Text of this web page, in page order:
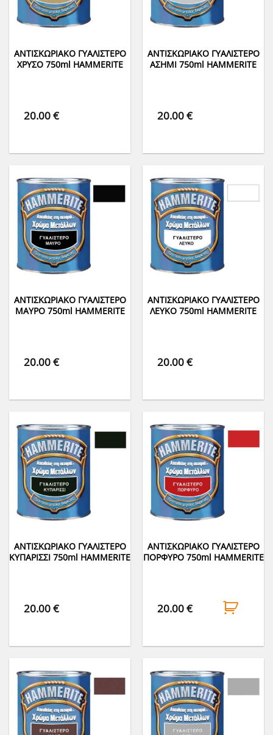
ΑΝΤΙΣΚΩΡΙΑΚΟ ΓΥΑΛΙΣΤΕΡΟ
ΧΡΥΣΟ 750ml HAMMERITE
20.00€
ΑΝΤΙΣΚΩΡΙΑΚΟ ΓΥΑΛΙΣΤΕΡΟ
ΑΣΗΜΙ 750ml HAMMERITE
20.00€
ΑΝΤΙΣΚΩΡΙΑΚΟ ΓΥΑΛΙΣΤΕΡΟ
ΜΑΥΡΟ 750ml HAMMERITE
20.00€
ΑΝΤΙΣΚΩΡΙΑΚΟ ΓΥΑΛΙΣΤΕΡΟ
ΛΕΥΚΟ 750ml HAMMERITE
20.00€
ΑΝΤΙΣΚΩΡΙΑΚΟ ΓΥΑΛΙΣΤΕΡΟ
ΚΥΠΑΡΙΣΣΙ 750ml HAMMERITE
20.00€
ΑΝΤΙΣΚΩΡΙΑΚΟ ΓΥΑΛΙΣΤΕΡΟ
ΠΟΡΦΥΡO 750ml HAMMERITE
20.00€